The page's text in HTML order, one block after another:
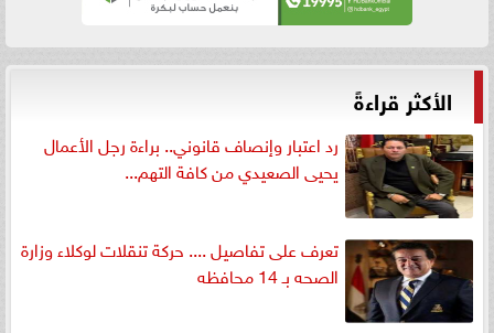
الأكثر قراءةً
رد اعتبار وإنصاف قانوني.. براءة رجل الأعمال
يحيى الصعيدي من كافة التهم...
تعرف على تفاصيل .... حركة تنقلات لوكلاء وزارة
الصحه بـ 14 محافظه